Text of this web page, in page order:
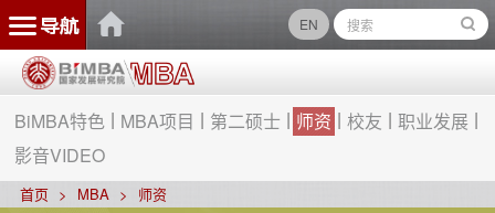
EN
BiMBA特色 MBA项目 第二硕士 师资 校友
职业发展
影音VIDEO
首页 MBA 师资